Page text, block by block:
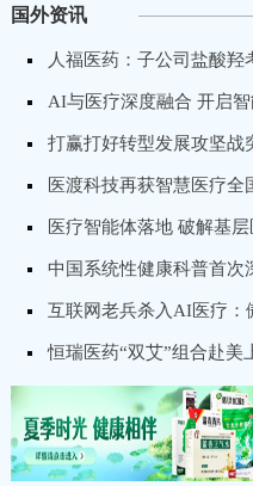
国外资讯
人福医药：子公司盐酸
AI与医疗深度融合 开启
医疗智能体落地 破解基
中国系统性健康科普首次
互联网老兵杀入AI医疗：